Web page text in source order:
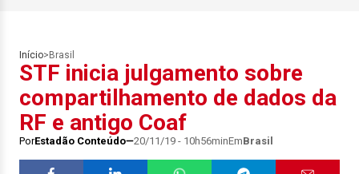
Início> Brasil
STF inicia julgamento sobre
compartilhamento de dados da
RF e antigo Coaf
PorEstadão Conteúdo 20/11/19 - 10h56minEmBrasil